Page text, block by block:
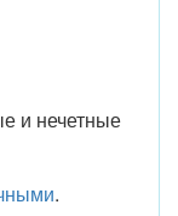
и нечетные
.